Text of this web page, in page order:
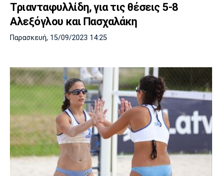
Τριανταφυλλίδη, για τις θέσεις 5-8
Αλεξόγλου και Πασχαλάκη
Παρασκευή, 15/09/2023 14:25